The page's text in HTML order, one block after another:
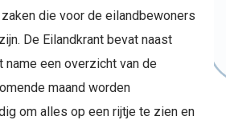
die voor de eilandbewoners
De Eilandkrant bevat naast
name een overzicht van de
maand worden
om alles op een rijtje te zien en